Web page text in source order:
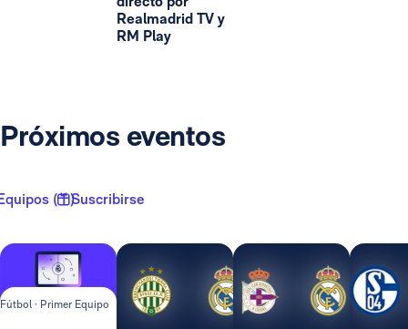
Realmadrid TV y
RM Play
Próximos eventos
( 1 )Suscribirse
Fútbol · Primer Equipo